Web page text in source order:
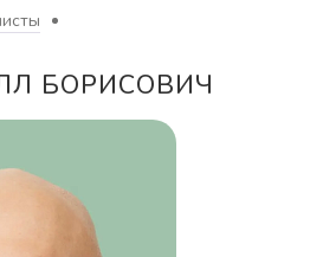
БОРИСОВИЧ